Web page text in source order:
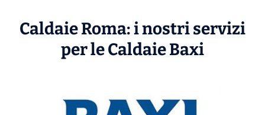
Caldaie Roma: i nostri servizi
per le CaldaieBaxi